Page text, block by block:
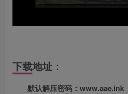
下载地址：
默认解压密码：www.aae.ink